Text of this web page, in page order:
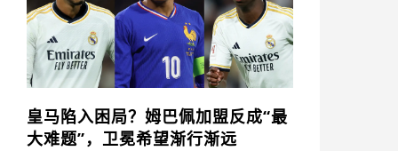
皇马陷入困局？姆巴佩加盟反成“最
大难题”，卫冕希望渐行渐远